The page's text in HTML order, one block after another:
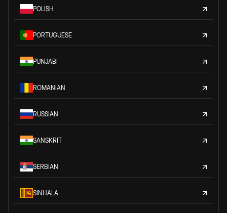
POLISH
PORTUGUESE
PUNJABI
ROMANIAN
RUSSIAN
SANSKRIT
SERBIAN
SINHALA